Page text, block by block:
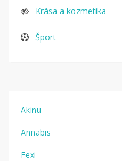
Krása a kozmetika
Šport
Akinu
Annabis
Fexi